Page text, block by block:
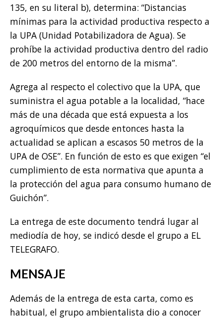
135, en su literal b), determina: “Distancias
mínimas para la actividad productiva respecto a
la UPA (Unidad Potabilizadora de Agua). Se
prohíbe la actividad productiva dentro del radio
de 200 metros del entorno de la misma”.
Agrega al respecto el colectivo que la UPA, que
suministra el agua potable a la localidad, “hace
más de una década que está expuesta a los
agroquímicos que desde entonces hasta la
actualidad se aplican a escasos 50 metros de la
UPA de OSE”. En función de esto es que exigen “el
cumplimiento de esta normativa que apunta a
la protección del agua para consumo humano de
Guichón”.
La entrega de este documento tendrá lugar al
mediodía de hoy, se indicó desde el grupo a EL
TELEGRAFO.
MENSAJE
Además de la entrega de esta carta, como es
habitual, el grupo ambientalista dio a conocer